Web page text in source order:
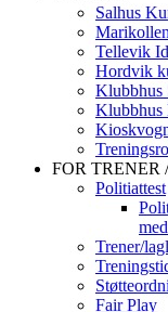
Salhus
Tellevik
Hordvik
Klubbhus
Klubbhus
FOR TRENER
Politiattest
Trener/
Fair Play